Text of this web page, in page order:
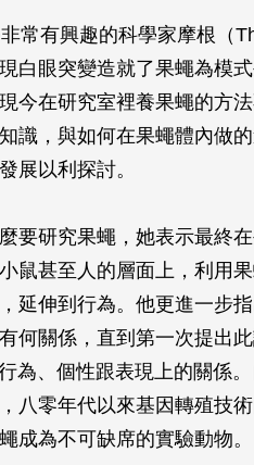
常有興趣的科學家摩根（
白眼突變造就了果蠅為模
今在研究室裡養果蠅的方
識，與如何在果蠅體內做
展以利探討。
要研究果蠅，她表示最終
鼠甚至人的層面上，利用
延伸到行為。他更進一步
何關係，直到第一次提出
為、個性跟表現上的關係
八零年代以來基因轉殖技
成為不可缺席的實驗動物。